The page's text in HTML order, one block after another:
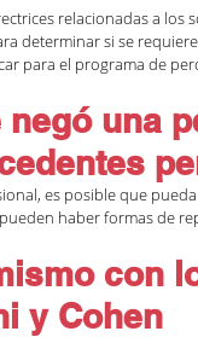
relacionadas a
determinar si se
para el programa de
negó una
es posible que
haber formas de
con
y Cohen